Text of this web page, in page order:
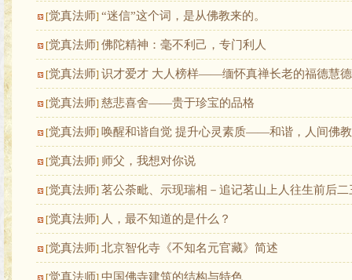
[觉真法师] “迷信”这个词，是从佛教来的。
[觉真法师] 佛陀精神：毫不利己，专门利人
[觉真法师] 识才爱才 大人榜样——缅怀真禅长老的福德慧德
[觉真法师] 慈悲喜舍——贵于珍宝的品格
[觉真法师] 唤醒和谐自觉 提升心灵素质——和谐，人间佛
[觉真法师] 师父，我想对你说
[觉真法师] 茗公荼毗、示现瑞相－追记茗山上人往生前后二
[觉真法师] 人，最不知道的是什么？
[觉真法师] 北京智化寺《不知名元官藏》简述
[觉真法师] 中国佛寺建筑的结构与特色